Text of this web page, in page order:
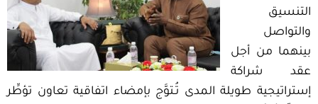
التنسيق
والتواصل
بينهما من أجل
عقد شراكة
إستراتيجية طويلة المدى تُـتوَّج بإمضاء اتفاقية تعاون تؤطِّر